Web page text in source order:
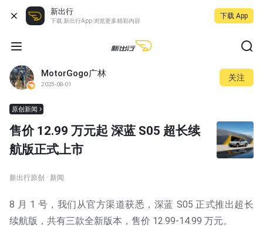
新出行
下载 新出行App 浏览更多精彩内容
下载 App
MotorGogo广林
2025-08-01
关注
原创新闻
售价 12.99 万元起 深蓝 S05 超长续
航版正式上市
新出行原创 · 新闻
8 月 1 号，我们从官方渠道获悉，深蓝 S05 正式推出超长
续航版，共有三款全新版本，售价 12.99-14.99 万元。